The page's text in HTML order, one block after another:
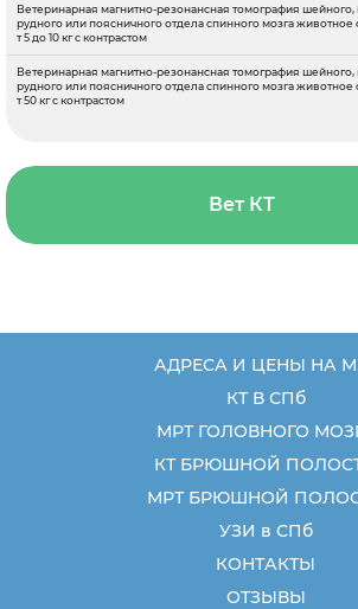
Ветеринарная магнитно-резонансная томография шейного,
рудного или поясничного отдела спинного мозга животное
т 5 до 10 кг с контрастом
Ветеринарная магнитно-резонансная томография шейного,
рудного или поясничного отдела спинного мозга животное
т 50 кг с контрастом
Вет КТ
АДРЕСА И ЦЕНЫ НА
КТ В СПб
МРТ ГОЛОВНОГО
КТ БРЮШНОЙ
МРТ БРЮШНОЙ
УЗИ в СПб
КОНТАКТЫ
ОТЗЫВЫ